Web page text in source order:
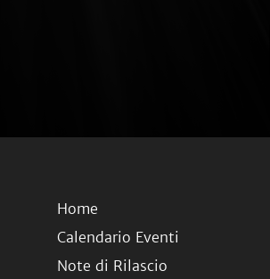
Home
Calendario Eventi
Note di Rilascio